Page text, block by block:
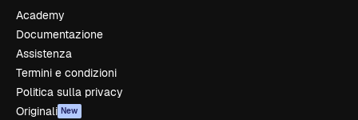
Academy
Documentazione
Assistenza
Termini e condizioni
Politica sulla privacy
Originali New